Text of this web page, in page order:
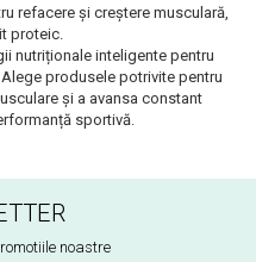
refacere și creștere musculară,
proteic.
nutriționale inteligente pentru
produsele potrivite pentru
și a avansa constant
sportivă.
noastre